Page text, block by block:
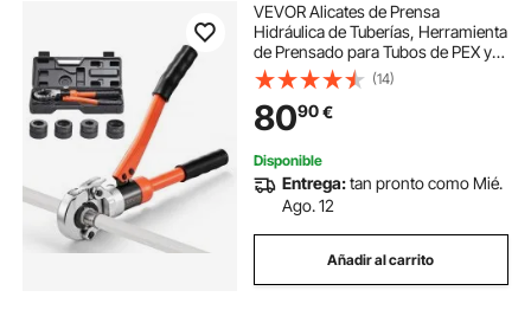
VEVOR Alicates de Prensa
Hidráulica de Tuberías, Herramienta
de Prensado para Tubos de PEX y
Aluminio-plástico con 4 Mordazas
TH16, TH20, TH26, TH32, para
Reparaciones, Instalaciones de
Fontanería
(14)
8090€
Disponible
Entrega:tan pronto como Mié.
Ago. 12
Añadir al carrito